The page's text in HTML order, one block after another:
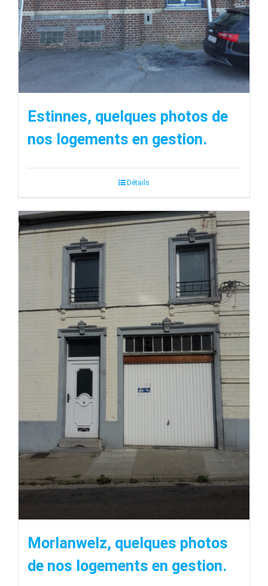
Estinnes, quelques photos de
nos logements en gestion.
Détails
Morlanwelz, quelques photos
de nos logements en gestion.